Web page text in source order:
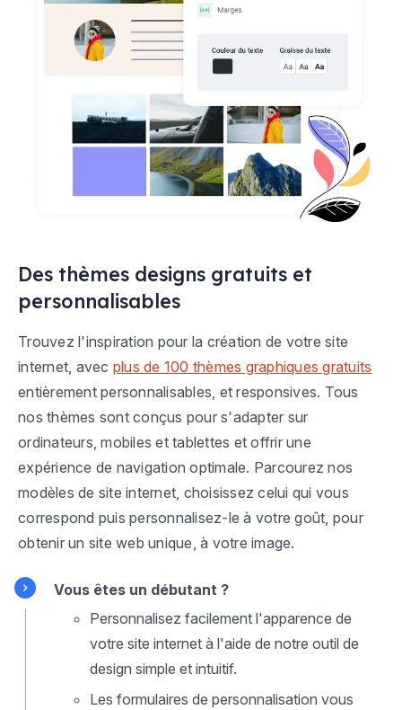
Des thèmes designs gratuits et
personnalisables
Trouvez l'inspiration pour la création de votre site
internet, avec plus de 100 thèmes graphiques gratuits
entièrement personnalisables, et responsives. Tous
nos thèmes sont conçus pour s'adapter sur
ordinateurs, mobiles et tablettes et offrir une
expérience de navigation optimale. Parcourez nos
modèles de site internet, choisissez celui qui vous
correspond puis personnalisez-le à votre goût, pour
obtenir un site web unique, à votre image.
Vous êtes un débutant ?
Personnalisez facilement l'apparence de
votre site internet à l'aide de notre outil de
design simple et intuitif.
Les formulaires de personnalisation vous